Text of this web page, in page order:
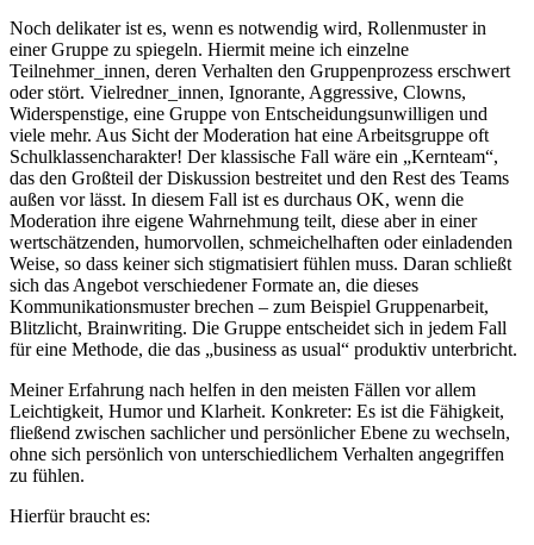
Noch delikater ist es, wenn es notwendig wird, Rollenmuster in
einer Gruppe zu spiegeln. Hiermit meine ich einzelne
Teilnehmer_innen, deren Verhalten den Gruppenprozess erschwert
oder stört. Vielredner_innen, Ignorante, Aggressive, Clowns,
Widerspenstige, eine Gruppe von Entscheidungsunwilligen und
viele mehr. Aus Sicht der Moderation hat eine Arbeitsgruppe oft
Schulklassencharakter! Der klassische Fall wäre ein „Kernteam“,
das den Großteil der Diskussion bestreitet und den Rest des Teams
außen vor lässt. In diesem Fall ist es durchaus OK, wenn die
Moderation ihre eigene Wahrnehmung teilt, diese aber in einer
wertschätzenden, humorvollen, schmeichelhaften oder einladenden
Weise, so dass keiner sich stigmatisiert fühlen muss. Daran schließt
sich das Angebot verschiedener Formate an, die dieses
Kommunikationsmuster brechen – zum Beispiel Gruppenarbeit,
Blitzlicht, Brainwriting. Die Gruppe entscheidet sich in jedem Fall
für eine Methode, die das „business as usual“ produktiv unterbricht.
Meiner Erfahrung nach helfen in den meisten Fällen vor allem
Leichtigkeit, Humor und Klarheit. Konkreter: Es ist die Fähigkeit,
fließend zwischen sachlicher und persönlicher Ebene zu wechseln,
ohne sich persönlich von unterschiedlichem Verhalten angegriffen
zu fühlen.
Hierfür braucht es: